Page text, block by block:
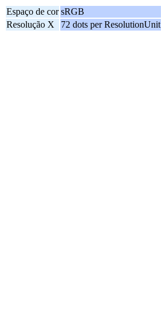
Espaço de cor sRGB
Resolução X
72 dots per ResolutionUnit